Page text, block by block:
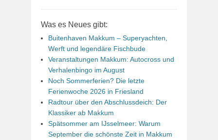
Was es Neues gibt:
Buitenhaven Makkum – Superyachten,
Werft und legendäre Fischbude
Veranstaltungen Makkum: Autocross und
Verhalenbingo im August
Noch Sommerferien? Die letzte
Ferienwoche 2026 in Friesland
Radtour über den Abschlussdeich: Der
Klassiker ab Makkum
Spätsommer am IJsselmeer: Warum
September die schönste Zeit in Makkum